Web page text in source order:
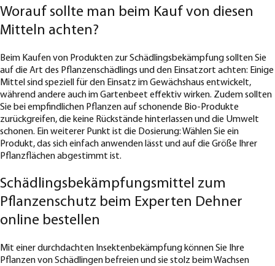
Worauf sollte man beim Kauf von diesen
Mitteln achten?
Beim Kaufen von Produkten zur Schädlingsbekämpfung sollten Sie
auf die Art des Pflanzenschädlings und den Einsatzort achten: Einige
Mittel sind speziell für den Einsatz im Gewächshaus entwickelt,
während andere auch im Gartenbeet effektiv wirken. Zudem sollten
Sie bei empfindlichen Pflanzen auf schonende Bio-Produkte
zurückgreifen, die keine Rückstände hinterlassen und die Umwelt
schonen. Ein weiterer Punkt ist die Dosierung: Wählen Sie ein
Produkt, das sich einfach anwenden lässt und auf die Größe Ihrer
Pflanzflächen abgestimmt ist.
Schädlingsbekämpfungsmittel zum
Pflanzenschutz beim Experten Dehner
online bestellen
Mit einer durchdachten Insektenbekämpfung können Sie Ihre
Pflanzen von Schädlingen befreien und sie stolz beim Wachsen